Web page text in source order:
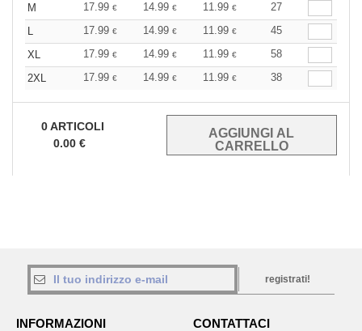
M
17.99 € 14.99 € 11.99 €
27
L
17.99 € 14.99 € 11.99 €
45
XL
17.99 € 14.99 € 11.99 €
58
2XL
17.99 € 14.99 € 11.99 € 38
0ARTICOLI
0.00 €
registrati!
INFORMAZIONI CONTATTACI